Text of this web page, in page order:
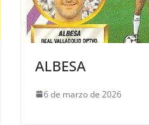
ALBESA
6 de marzo de 2026